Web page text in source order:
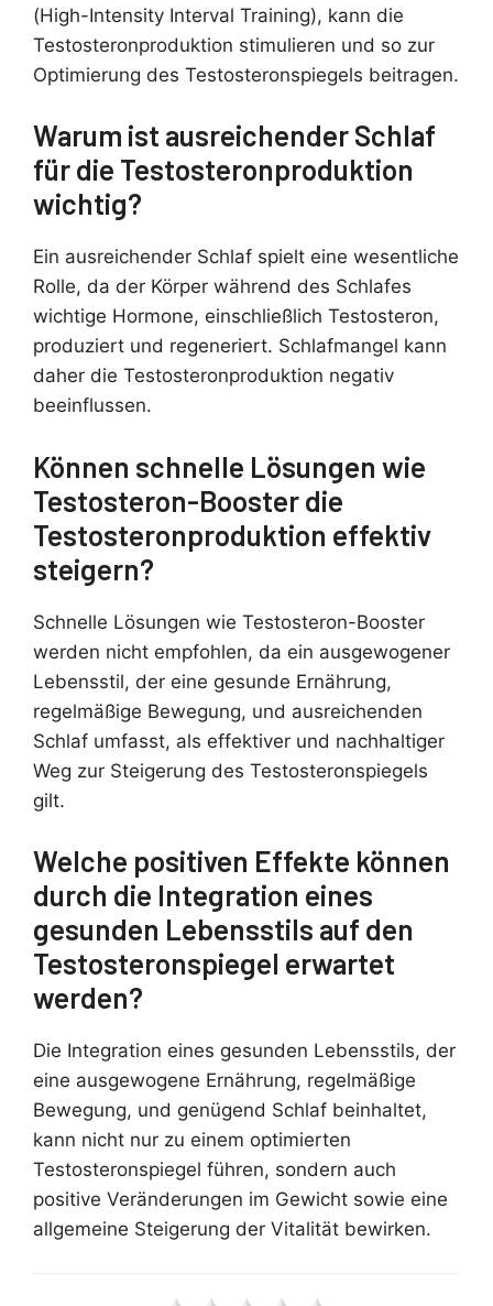
(High-Intensity Interval Training), kann die
Testosteronproduktion stimulieren und so zur
Optimierung des Testosteronspiegels beitragen.
Warum ist ausreichender Schlaf
für die Testosteronproduktion
wichtig?
Ein ausreichender Schlaf spielt eine wesentliche
Rolle, da der Körper während des Schlafes
wichtige Hormone, einschließlich Testosteron,
produziert und regeneriert. Schlafmangel kann
daher die Testosteronproduktion negativ
beeinflussen.
Können schnelle Lösungen wie
Testosteron-Booster die
Testosteronproduktion effektiv
steigern?
Schnelle Lösungen wie Testosteron-Booster
werden nicht empfohlen, da ein ausgewogener
Lebensstil, der eine gesunde Ernährung,
regelmäßige Bewegung, und ausreichenden
Schlaf umfasst, als effektiver und nachhaltiger
Weg zur Steigerung des Testosteronspiegels
gilt.
Welche positiven Effekte können
durch die Integration eines
gesunden Lebensstils auf den
Testosteronspiegel erwartet
werden?
Die Integration eines gesunden Lebensstils, der
eine ausgewogene Ernährung, regelmäßige
Bewegung, und genügend Schlaf beinhaltet,
kann nicht nur zu einem optimierten
Testosteronspiegel führen, sondern auch
positive Veränderungen im Gewicht sowie eine
allgemeine Steigerung der Vitalität bewirken.